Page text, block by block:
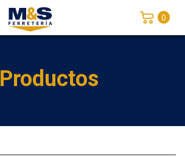
0
Productos